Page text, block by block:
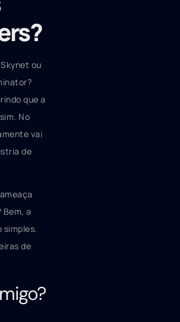
ou
que a
No
vai
de
Bem, a
simples.
de